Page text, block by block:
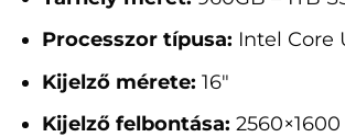
Processzor típusa: Intel Core
Kijelző mérete: 16"
Kijelző felbontása: